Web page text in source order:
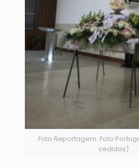
Foto Reportagem: Foto
cedidas)